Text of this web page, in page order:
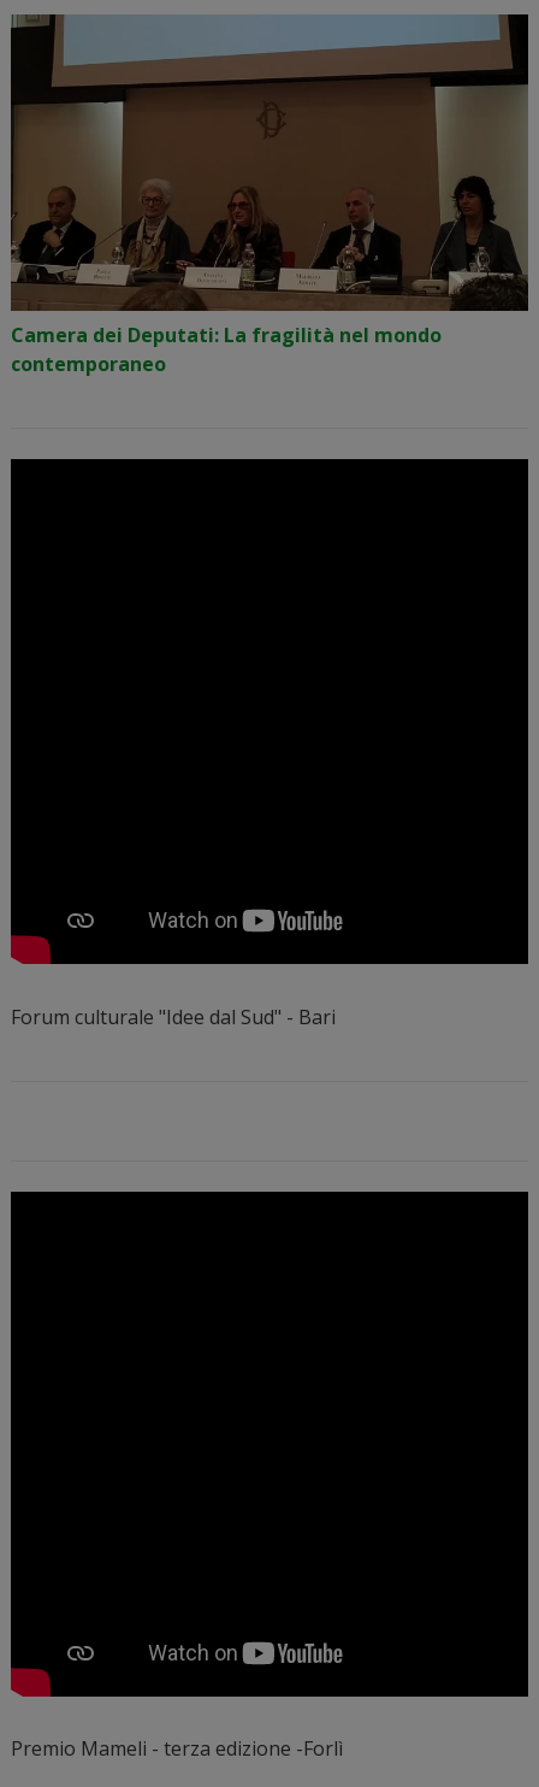
Camera dei Deputati: La fragilità nel mondo
contemporaneo
Forum culturale "Idee dal Sud" - Bari
Premio Mameli - terza edizione -Forlì